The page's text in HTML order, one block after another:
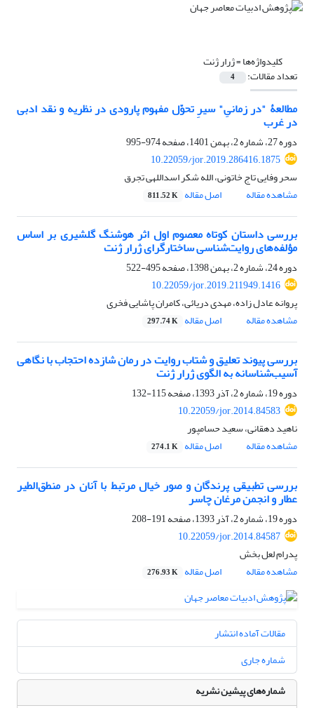
کلیدواژه‌ها =ژرار ژنت
تعداد مقالات: 4
مطالعۀ "در زمانیِ" سیرِ تحوّل مفهوم پارودی در نظریه و نقد ادبی
در غرب
دوره 27، شماره 2، بهمن 1401، صفحه
974-995
10.22059/jor.2019.286416.1875
سحر وفایی تاج خاتونی، الله شکر اسداللهی تجرق
مشاهده مقاله
اصل مقاله 811.52 K
بررسی داستان کوتاه معصوم اول اثر هوشنگ گلشیری بر اساس
مؤلفه‌های روایت‌شناسی ساختارگرای ژرار ژنت
دوره 24، شماره 2، بهمن 1398، صفحه
495-522
10.22059/jor.2019.211949.1416
پروانه عادل زاده، مهدی دریائی، کامران پاشایی فخری
مشاهده مقاله
اصل مقاله 297.74 K
بررسی پیوند تعلیق و شتاب روایت در رمان شازده احتجاب با نگاهی
آسیب‌شناسانه به الگوی ژرار ژنت
دوره 19، شماره 2، آذر 1393، صفحه
115-132
10.22059/jor.2014.84583
ناهید دهقانی، سعید حسامپور
مشاهده مقاله
اصل مقاله 274.1 K
بررسی تطبیقی پرندگان و صور خیال مرتبط با آنان در منطق‌الطیر
عطار و انجمن مرغان چاسر
دوره 19، شماره 2، آذر 1393، صفحه
191-208
10.22059/jor.2014.84587
پدرام لعل بخش
مشاهده مقاله
اصل مقاله 276.93 K
مقالات آماده انتشار
شماره جاری
شماره‌های پیشین نشریه